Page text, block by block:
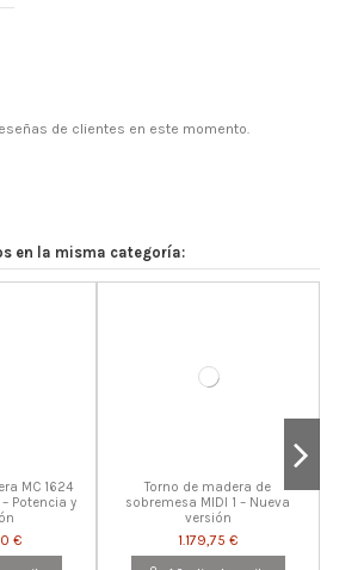
de clientes en este momento.
en la misma categoría:
MC 1624
Potencia y
€
Torno de madera de
sobremesa MIDI 1 – Nueva
versión
1.179,75 €